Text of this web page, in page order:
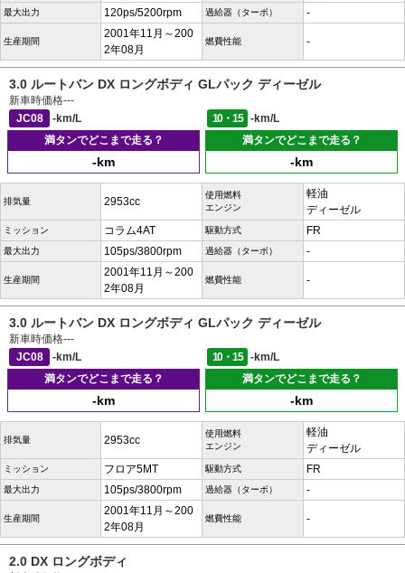
最大出力 120ps/5200rpm 過給器（ターボ） -
生産期間
2001年11月～200
2年08月
燃費性能 -
3.0 ルートバン DX ロングボディ GLパック ディーゼル
新車時価格---
JC08
-km/L 10・15
-km/L
満タンでどこまで走る？
-km
満タンでどこまで走る？
-km
排気量 2953cc
使用燃料
エンジン
軽油
ディーゼル
ミッション コラム4AT 駆動方式 FR
最大出力 105ps/3800rpm 過給器（ターボ） -
生産期間
2001年11月～200
2年08月
燃費性能 -
3.0 ルートバン DX ロングボディ GLパック ディーゼル
新車時価格---
JC08
-km/L 10・15
-km/L
満タンでどこまで走る？
-km
満タンでどこまで走る？
-km
排気量 2953cc
使用燃料
エンジン
軽油
ディーゼル
ミッション フロア5MT 駆動方式 FR
最大出力 105ps/3800rpm 過給器（ターボ） -
生産期間
2001年11月～200
2年08月
燃費性能 -
2.0 DX ロングボディ